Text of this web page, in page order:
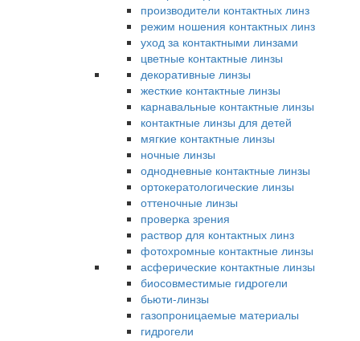
производители контактных линз
режим ношения контактных линз
уход за контактными линзами
цветные контактные линзы
декоративные линзы
жесткие контактные линзы
карнавальные контактные линзы
контактные линзы для детей
мягкие контактные линзы
ночные линзы
однодневные контактные линзы
ортокератологические линзы
оттеночные линзы
проверка зрения
раствор для контактных линз
фотохромные контактные линзы
асферические контактные линзы
биосовместимые гидрогели
бьюти-линзы
газопроницаемые материалы
гидрогели